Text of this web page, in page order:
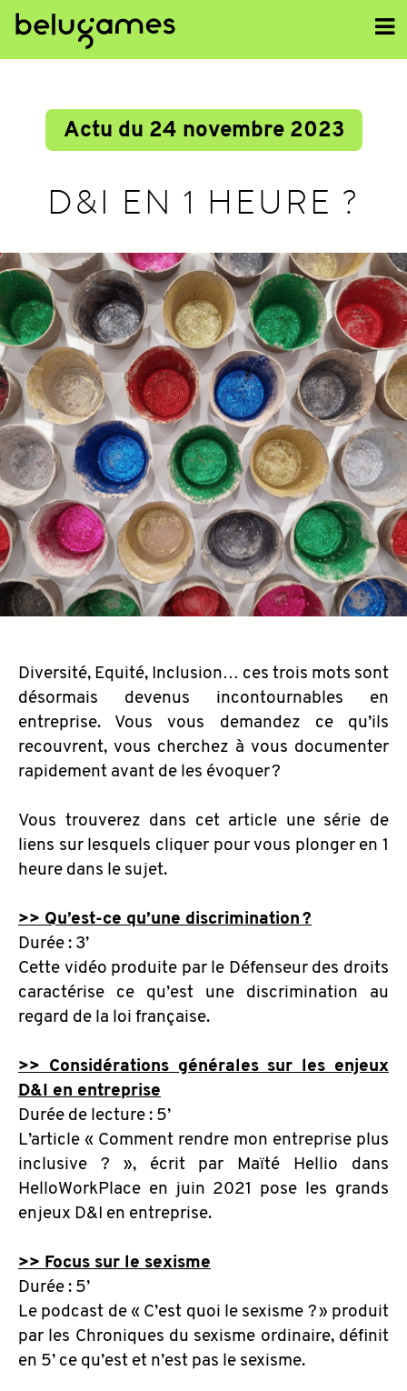
Actu du 24 novembre 2023
D&I EN 1 HEURE ?
Diversité, Equité, Inclusion… ces trois mots sont
désormais devenus incontournables en
entreprise. Vous vous demandez ce qu’ils
recouvrent, vous cherchez à vous documenter
rapidement avant de les évoquer ?
Vous trouverez dans cet article une série de
liens sur lesquels cliquer pour vous plonger en 1
heure dans le sujet.
>> Qu’est-ce qu’une discrimination ?
Durée : 3’
Cette vidéo produite par le Défenseur des droits
caractérise ce qu’est une discrimination au
regard de la loi française.
>> Considérations générales sur les enjeux
D&I en entreprise
Durée de lecture : 5’
L’article « Comment rendre mon entreprise plus
inclusive ? », écrit par Maïté Hellio dans
HelloWorkPlace en juin 2021 pose les grands
enjeux D&I en entreprise.
>> Focus sur le sexisme
Durée : 5’
Le podcast de « C’est quoi le sexisme ? » produit
par les Chroniques du sexisme ordinaire, définit
en 5’ ce qu’est et n’est pas le sexisme.